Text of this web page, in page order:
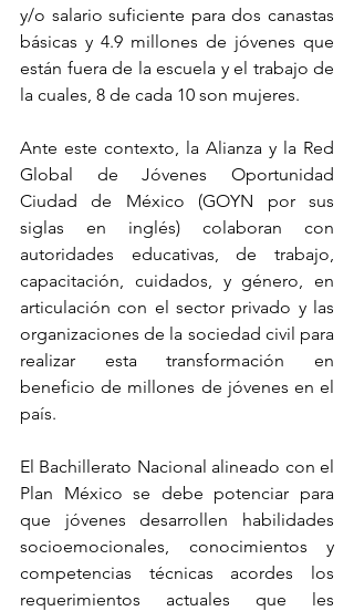
y/o salario suficiente para dos canastas
básicas y 4.9 millones de jóvenes que
están fuera de la escuela y el trabajo de
la cuales, 8 de cada 10 son mujeres.
Ante este contexto, la Alianza y la Red
Global de Jóvenes Oportunidad
Ciudad de México (GOYN por sus
siglas en inglés) colaboran con
autoridades educativas, de trabajo,
capacitación, cuidados, y género, en
articulación con el sector privado y las
organizaciones de la sociedad civil para
realizar esta transformación en
beneficio de millones de jóvenes en el
país.
El Bachillerato Nacional alineado con el
Plan México se debe potenciar para
que jóvenes desarrollen habilidades
socioemocionales, conocimientos y
competencias técnicas acordes los
requerimientos actuales que les